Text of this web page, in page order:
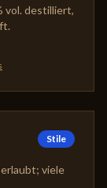
vol. destilliert,
Stile
viele